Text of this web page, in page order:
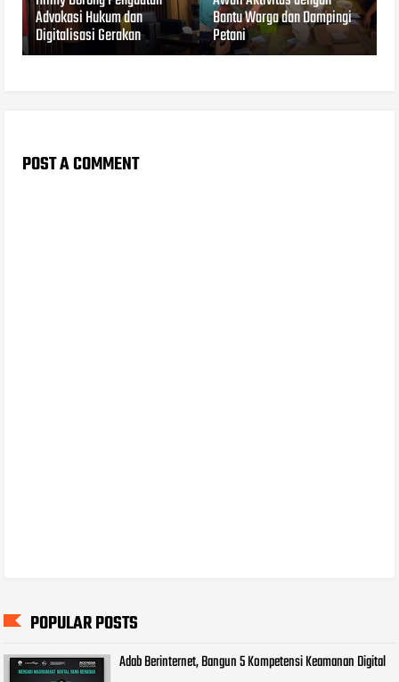
Advokasi Hukum dan
Digitalisasi Gerakan
Bantu Warga dan Dampingi
Petani
POST A COMMENT
POPULAR POSTS
Adab Berinternet, Bangun 5 Kompetensi Keamanan Digital